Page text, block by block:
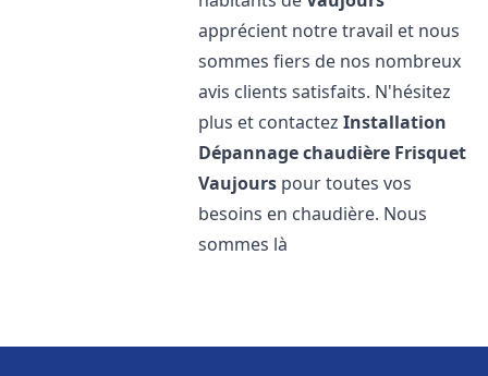
apprécient notre travail et nous
sommes fiers de nos nombreux
avis clients satisfaits. N'hésitez
plus et contactezInstallation
Dépannage chaudière Frisquet
Vaujours pour toutes vos
besoins en chaudière. Nous
sommes là